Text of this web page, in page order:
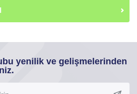
yenilik ve gelişmelerinden